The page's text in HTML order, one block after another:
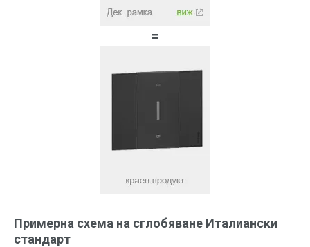
=
Примерна схема на сглобяване Италиански
стандарт